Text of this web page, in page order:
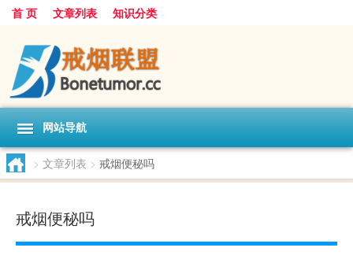
首 页 文章列表 知识分类
网站导航
> 文章列表 > 戒烟便秘吗
戒烟便秘吗